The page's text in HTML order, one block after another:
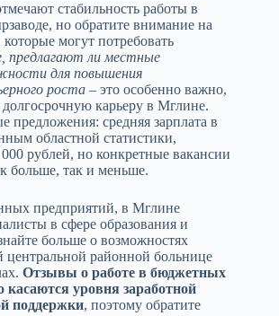
стабильность работы в
но обратите внимание на
могут потребовать
предлагают ли местные
для повышения
роста – это особенно важно,
карьеру в Мглине.
предложения: средняя зарплата в
областной статистики,
000 рублей, но конкретные вакансии
больше, так и меньше.
предприятий, в Мглине
в сфере образования и
больше о возможностях
районной больнице
Отзывы о работе в бюджетных
касаются уровня заработной
поддержки, поэтому обратите